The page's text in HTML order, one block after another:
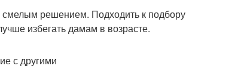
смелым решением. Подходить к подбору
избегать дамам в возрасте.